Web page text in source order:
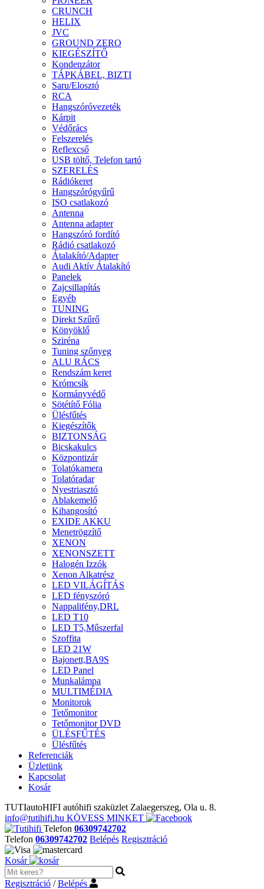
CRUNCH
HELIX
JVC
GROUND ZERO
KIEGÉSZÍTŐ
Kondenzátor
TÁPKÁBEL, BIZTI
Saru/Elosztó
RCA
Hangszóróvezeték
Kárpit
Védőrács
Felszerelés
Reflexcső
USB töltő, Telefon tartó
SZERELÉS
Rádiókeret
Hangszórógyűrű
ISO csatlakozó
Antenna
Antenna adapter
Hangszóró fordító
Rádió csatlakozó
Átalakító/Adapter
Audi Aktív Átalakító
Panelek
Zajcsillapítás
Egyéb
TUNING
Direkt Szűrő
Könyöklő
Sziréna
Tuning szőnyeg
ALU RÁCS
Rendszám keret
Krómcsík
Kormányvédő
Sötétítő Fólia
Ülésfűtés
Kiegészítők
BIZTONSÁG
Bicskakulcs
Központizár
Tolatókamera
Tolatóradar
Nyestriasztó
Ablakemelő
Kihangosító
EXIDE AKKU
Menetrögzítő
XENON
XENONSZETT
Halogén Izzók
Xenon Alkatrész
LED VILÁGÍTÁS
LED fényszóró
Nappalifény,DRL
LED T10
LED T5,Műszerfal
Szoffita
LED 21W
Bajonett,BA9S
LED Panel
Munkalámpa
MULTIMÉDIA
Monitorok
Tetőmonitor
Tetőmonitor DVD
ÜLÉSFŰTÉS
Ülésfűtés
Referenciák
Üzletünk
Kapcsolat
Kosár
TUTIautoHIFI autóhifi szaküzlet Zalaegerszeg, Ola u. 8.
info@tutihifi.hu KÖVESS MINKET
Telefon 06309742702
Telefon 06309742702 Belépés Regisztráció
Kosár
Regisztráció /Belépés